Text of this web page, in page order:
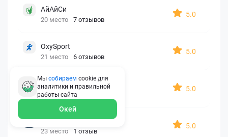
АйАйСи
20 место 7 отзывов
5.0
OxySport
21 место 6 отзывов
5.0
ERGO AXA
22 место 2 отзыва
5.0
Oxy Travel Premium
23 место 1 отзыв
5.0
Мы собираем cookie для
аналитики и правильной
работы сайта
Окей